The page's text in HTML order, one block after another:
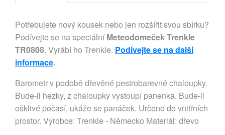
Potřebujete nový kousek nebo jen rozšířit svou sbírku?
Podívejte se na speciálníMeteodomeček Trenkle
TR0808. Vyrábí ho Trenkle. Podívejte se na další
informace.
Barometr v podobě dřevěné pestrobarevné chaloupky.
Bude-li hezky, z chaloupky vystoupí panenka. Bude-li
ošklivé počasí, ukáže se panáček. Určeno do vnitřních
prostor. Výrobce: Trenkle - Německo Materiál: dřevo